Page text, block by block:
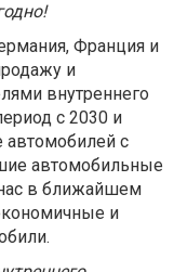
Франция и
и
внутреннего
с 2030 и
автомобилей с
автомобильные
в ближайшем
и